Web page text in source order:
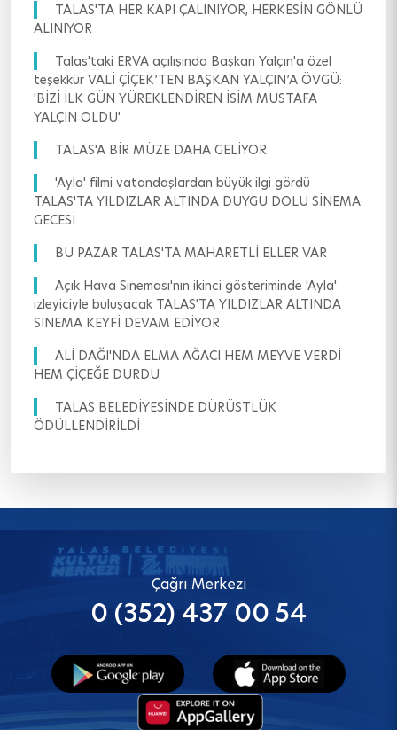
TALAS'TA HER KAPI ÇALINIYOR, HERKESİN GÖNLÜ
ALINIYOR
Talas'taki ERVA açılışında Başkan Yalçın'a özel
teşekkür VALİ ÇİÇEK’TEN BAŞKAN YALÇIN’A ÖVGÜ:
'BİZİ İLK GÜN YÜREKLENDİREN İSİM MUSTAFA
YALÇIN OLDU'
TALAS'A BİR MÜZE DAHA GELİYOR
'Ayla' filmi vatandaşlardan büyük ilgi gördü
TALAS'TA YILDIZLAR ALTINDA DUYGU DOLU SİNEMA
GECESİ
BU PAZAR TALAS'TA MAHARETLİ ELLER VAR
Açık Hava Sineması'nın ikinci gösteriminde 'Ayla'
izleyiciyle buluşacak TALAS'TA YILDIZLAR ALTINDA
SİNEMA KEYFİ DEVAM EDİYOR
ALİ DAĞI'NDA ELMA AĞACI HEM MEYVE VERDİ
HEM ÇİÇEĞE DURDU
TALAS BELEDİYESİNDE DÜRÜSTLÜK
ÖDÜLLENDİRİLDİ
Çağrı Merkezi
0 (352) 437 00 54